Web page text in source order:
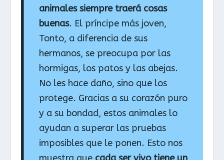
animales siempre traerá cosas
buenas. El príncipe más joven,
Tonto, a diferencia de sus
hermanos, se preocupa por las
hormigas, los patos y las abejas.
No les hace daño, sino que los
protege. Gracias a su corazón puro
y a su bondad, estos animales lo
ayudan a superar las pruebas
imposibles que le ponen. Esto nos